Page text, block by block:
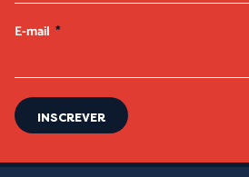
E-mail
INSCREVER